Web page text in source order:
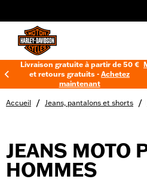
Livraison gratuite à partir de 50 €
et retours gratuits -Achetez
maintenant
Accueil / Jeans, pantalons et shorts /
JEANS MOTO
HOMMES